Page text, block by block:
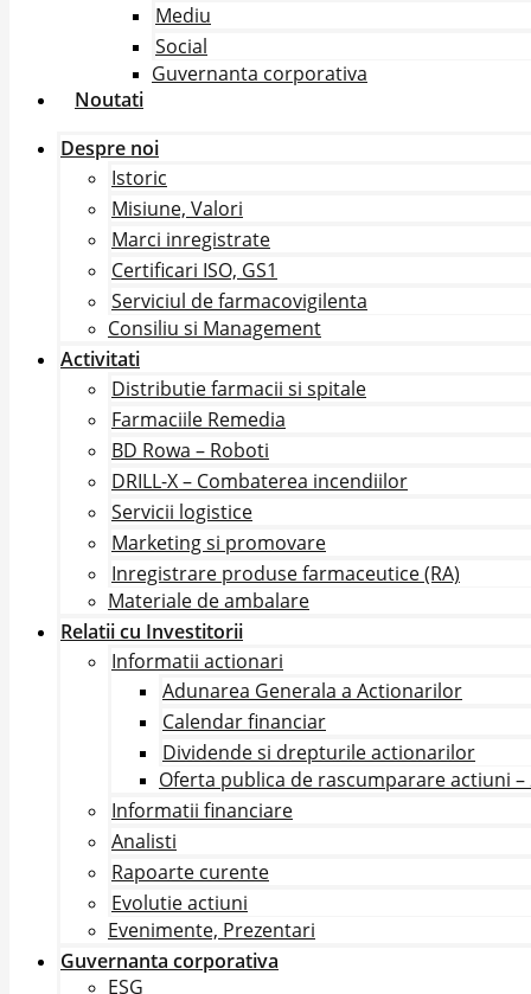
Mediu
Social
Guvernanta corporativa
Noutati
Despre noi
Istoric
Misiune, Valori
Marci inregistrate
Certificari ISO, GS1
Serviciul de farmacovigilenta
Consiliu si Management
Activitati
Distributie farmacii si spitale
Farmaciile Remedia
BD Rowa – Roboti
DRILL-X – Combaterea incendiilor
Servicii logistice
Marketing si promovare
Inregistrare produse farmaceutice (RA)
Materiale de ambalare
Relatii cu Investitorii
Informatii actionari
Adunarea Generala a Actionarilor
Calendar financiar
Dividende si drepturile actionarilor
Oferta publica de rascumparare actiuni –
Informatii financiare
Analisti
Rapoarte curente
Evolutie actiuni
Evenimente, Prezentari
Guvernanta corporativa
ESG